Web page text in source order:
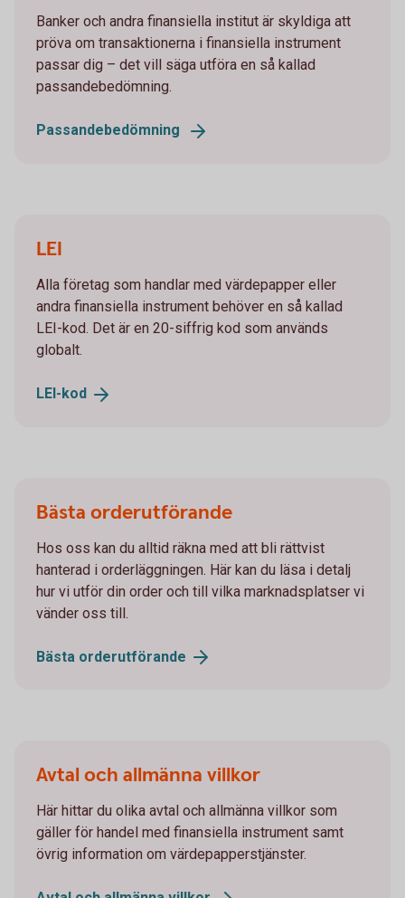
Banker och andra finansiella institut är skyldiga att
pröva om transaktionerna i finansiella instrument
passar dig – det vill säga utföra en så kallad
passandebedömning.
Passandebedömning
LEI
Alla företag som handlar med värdepapper eller
andra finansiella instrument behöver en så kallad
LEI-kod. Det är en 20-siffrig kod som används
globalt.
LEI-kod
Bästa orderutförande
Hos oss kan du alltid räkna med att bli rättvist
hanterad i orderläggningen. Här kan du läsa i detalj
hur vi utför din order och till vilka marknadsplatser vi
vänder oss till.
Bästa orderutförande
Avtal och allmänna villkor
Här hittar du olika avtal och allmänna villkor som
gäller för handel med finansiella instrument samt
övrig information om värdepapperstjänster.